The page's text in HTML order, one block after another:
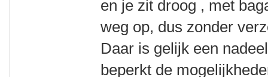
en je zit droog , met
weg op, dus zonder
Daar is gelijk een
beperkt de